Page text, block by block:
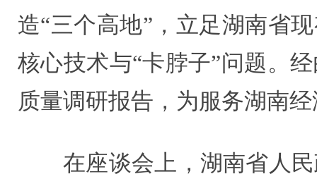
造“三个高地”，立足湖南省
核心技术与“卡脖子”问题。
质量调研报告，为服务湖南
在座谈会上，湖南省人